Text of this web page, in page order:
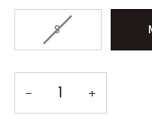
SВАРИАЦИЯТА
НЕ
Е
НАЛИЧНА
− +